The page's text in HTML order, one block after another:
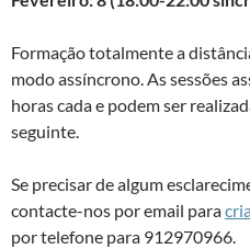
Formação totalmente a
modo assíncrono. As sessões
horas cada e podem ser
seguinte.
Se precisar de algum
contacte-nos por email para
por telefone para 912970966.